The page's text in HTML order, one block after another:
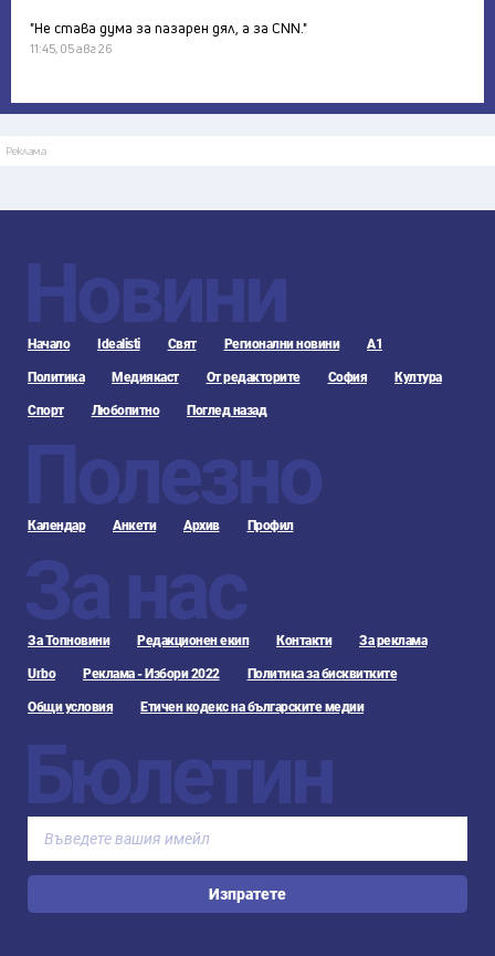
"Не става дума за пазарен дял, а за CNN."
11:45, 05 авг 26
Реклама
Новини
Начало Idealisti Свят Регионални новини А1
Политика Медиякаст От редакторите София Култура
Спорт Любопитно Поглед назад
Полезно
Календар Анкети Архив Профил
За нас
За Топновини Редакционен екип Контакти За реклама
Urbo Реклама - Избори 2022 Политика за бисквитките
Общи условия Етичен кодекс на българските медии
Бюлетин
Изпратете